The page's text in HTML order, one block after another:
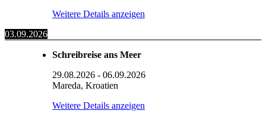
Weitere Details anzeigen
03.09.2026
Schreibreise ans Meer
29.08.2026 - 06.09.2026
Mareda, Kroatien
Weitere Details anzeigen